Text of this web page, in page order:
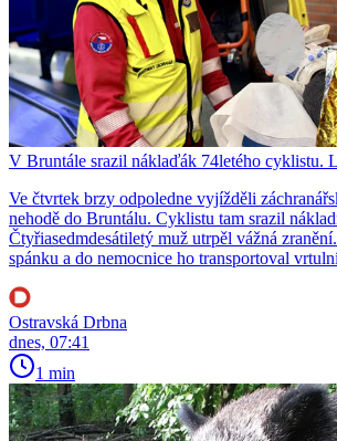
V Bruntále srazil náklaďák 74letého cyklistu.
Ve čtvrtek brzy odpoledne vyjížděli
nehodě do Bruntálu. Cyklistu tam srazil
Čtyřiasedmdesátiletý muž utrpěl vážná
spánku a do nemocnice ho transportoval
Ostravská Drbna
dnes, 07:41
1 min